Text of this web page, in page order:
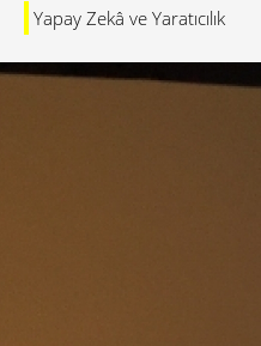
Yapay Zekâ ve Yaratıcılık